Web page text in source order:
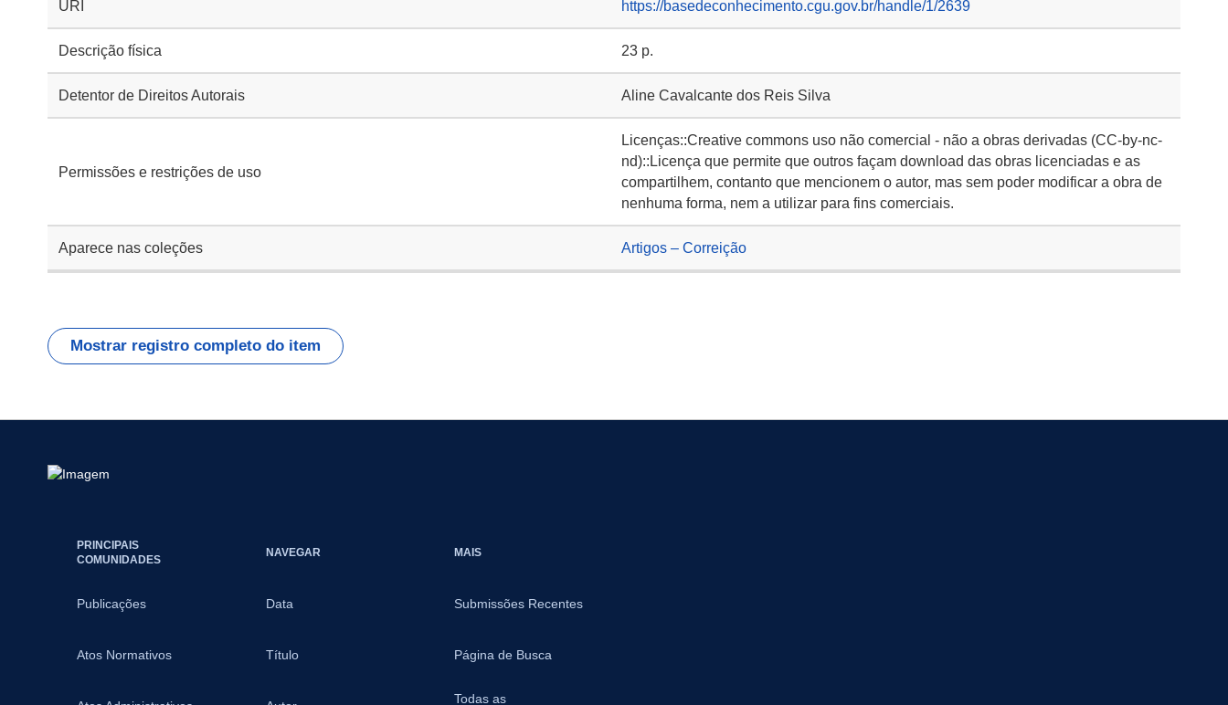
URI https://basedeconhecimento.cgu.gov.br/handle/1/2639
Descrição física 23 p.
Detentor de Direitos Autorais Aline Cavalcante dos Reis Silva
Permissões e restrições de uso
Licenças::Creative commons uso não comercial - não a obras derivadas (CC-by-nc-
nd)::Licença que permite que outros façam download das obras licenciadas e as
compartilhem, contanto que mencionem o autor, mas sem poder modificar a obra de
nenhuma forma, nem a utilizar para fins comerciais.
Aparece nas coleções Artigos – Correição
Mostrar registro completo do item
PRINCIPAIS
COMUNIDADES
Publicações
Atos Normativos
NAVEGAR
Data
Título
MAIS
Submissões Recentes
Página de Busca
Todas as